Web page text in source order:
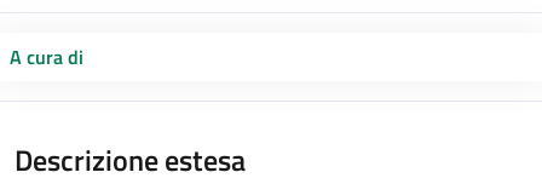
A cura di
Descrizione estesa